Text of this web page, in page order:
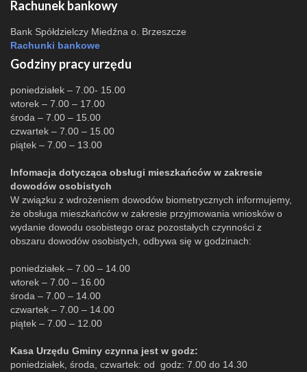
Rachunek bankowy
Bank Spółdzielczy Miedźna o. Brzeszcze
Rachunki bankowe
Godziny pracy urzędu
poniedziałek – 7.00- 15.00
wtorek – 7.00 – 17.00
środa – 7.00 – 15.00
czwartek – 7.00 – 15.00
piątek – 7.00 – 13.00
Infomacja dotycząca obsługi mieszkańców w zakresie
dowodów osobistych
W związku z wdrożeniem dowodów biometrycznych informujemy,
że obsługa mieszkańców w zakresie przyjmowania wniosków o
wydanie dowodu osobistego oraz pozostałych czynności z
obszaru dowodów osobistych, odbywa się w godzinach:
poniedziałek – 7.00 – 14.00
wtorek – 7.00 – 16.00
środa – 7.00 – 14.00
czwartek – 7.00 – 14.00
piątek – 7.00 – 12.00
Kasa Urzędu Gminy czynna jest w godz:
poniedziałek, środa, czwartek: od godz: 7.00 do 14.30